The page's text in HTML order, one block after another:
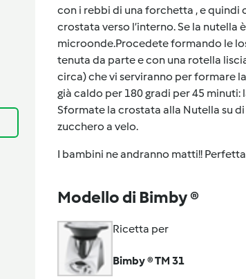
con i rebbi di una forchetta , e quindi
crostata verso l’interno. Se la
microonde.Procedete formando le
tenuta da parte e con una rotella
circa) che vi serviranno per formare
già caldo per 180 gradi per 45
Sformate la crostata alla Nutella su
zucchero a velo.
I bambini ne andranno matti!!
Modello di Bimby ®
Ricetta per
Bimby ® TM 31